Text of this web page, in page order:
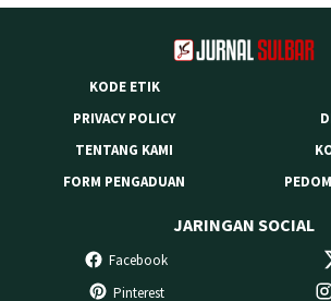
KODE ETIK
PRIVACY POLICY
TENTANG KAMI
FORM PENGADUAN
JARINGAN SOCIAL
Facebook
Pinterest